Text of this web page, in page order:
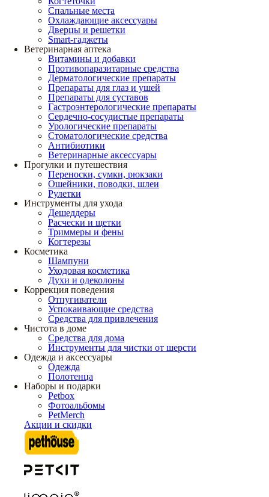
Спальные места
Охлаждающие аксессуары
Дверцы и решетки
Smart-гаджеты
Ветеринарная аптека
Витамины и добавки
Противопаразитарные средства
Дерматологические препараты
Препараты для глаз и ушей
Препараты для суставов
Гастроэнтерологические препараты
Сердечно-сосудистые препараты
Урологические препараты
Стоматологические средства
Антибиотики
Ветеринарные аксессуары
Прогулки и путешествия
Переноски, сумки, рюкзаки
Ошейники, поводки, шлеи
Рулетки
Инструменты для ухода
Дешеддеры
Расчески и щетки
Триммеры и фены
Когтерезы
Косметика
Шампуни
Уходовая косметика
Духи и одеколоны
Коррекция поведения
Отпугиватели
Успокаивающие средства
Средства для привлечения
Чистота в доме
Средства для дома
Инструменты для чистки от шерсти
Одежда и аксессуары
Одежда
Полотенца
Наборы и подарки
Petbox
Фотоальбомы
PetMerch
Акции и скидки